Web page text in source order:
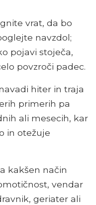
vrat, da bo
navzdol;
pojavi stoječa,
povzroči padec.
hiter in traja
primerih pa
ali mesecih, kar
in otežuje
kakšen način
vendar
geriater ali